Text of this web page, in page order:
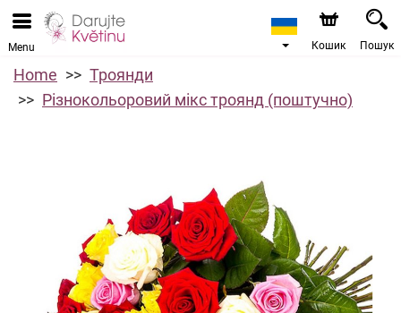
Menu Кошик Пошук
Home
Троянди
Різнокольоровий мікс троянд (поштучно)